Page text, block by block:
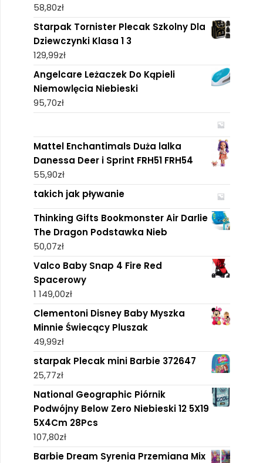
58,80zł
Starpak Tornister Plecak Szkolny Dla
Dziewczynki Klasa 1 3
129,99zł
Angelcare Leżaczek Do Kąpieli
Niemowlęcia Niebieski
95,70zł
Mattel Enchantimals Duża lalka
Danessa Deer i Sprint FRH51 FRH54
55,90zł
takich jak pływanie
Thinking Gifts Bookmonster Air Darlie
The Dragon Podstawka Nieb
50,07zł
Valco Baby Snap 4 Fire Red
Spacerowy
1 149,00zł
Clementoni Disney Baby Myszka
Minnie Świecący Pluszak
49,99zł
starpak Plecak mini Barbie 372647
25,77zł
National Geographic Piórnik
Podwójny Below Zero Niebieski 12 5X19
5X4Cm 28Pcs
107,80zł
Barbie Dream Syrenia Przemiana Mix